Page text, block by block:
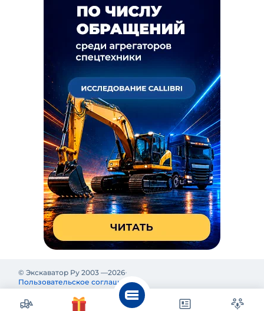
© Экскаватор Ру 2003 —2026
Пользовательское соглашение
Политика конфиденциальности Реклама на Экскаватор Ру
Реклама и информация на Экскаватор.Ру предназначены